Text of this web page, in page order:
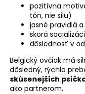
pozitívna
tón, nie silu)
jasné pravidlá
skorá
dôslednosť v
Belgický ovčiak má
dôsledný, rýchlo
skúsenejších
ako partnerom.